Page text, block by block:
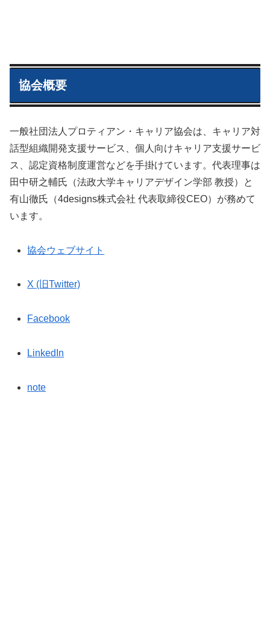
協会概要
一般社団法人プロティアン・キャリア協会は、キャリア対
話型組織開発支援サービス、個人向けキャリア支援サービ
ス、認定資格制度運営などを手掛けています。代表理事は
田中研之輔氏（法政大学キャリアデザイン学部 教授）と
有山徹氏（4designs株式会社 代表取締役CEO）が務めて
います。
協会ウェブサイト
X (旧Twitter)
Facebook
LinkedIn
note